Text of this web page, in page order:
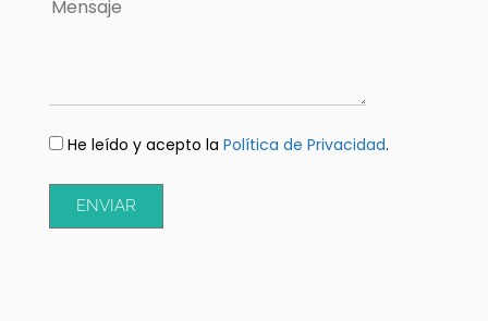
He leído y acepto la Política de Privacidad.
ENVIAR